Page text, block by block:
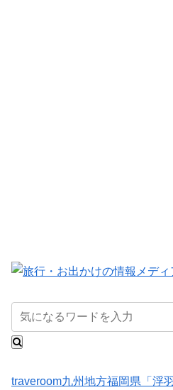
traveroom九州地方福岡県 「浮